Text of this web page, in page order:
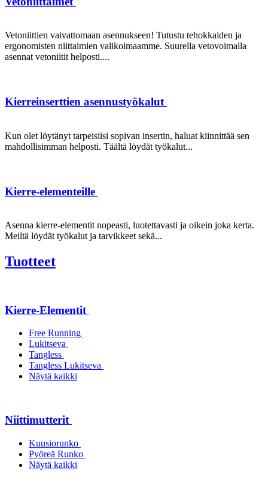
Vetoniittien vaivattomaan asennukseen! Tutustu tehokkaiden ja
ergonomisten niittaimien valikoimaamme. Suurella vetovoimalla
asennat vetoniitit helposti....
Kierreinserttien asennustyökalut
Kun olet löytänyt tarpeisiisi sopivan insertin, haluat kiinnittää sen
mahdollisimman helposti. Täältä löydät työkalut...
Kierre-elementeille
Asenna kierre-elementit nopeasti, luotettavasti ja oikein joka kerta.
Meiltä löydät työkalut ja tarvikkeet sekä...
Tuotteet
Kierre-Elementit
Free Running
Lukitseva
Tangless
Tangless Lukitseva
Näytä kaikki
Niittimutterit
Kuusiorunko
Pyöreä Runko
Näytä kaikki